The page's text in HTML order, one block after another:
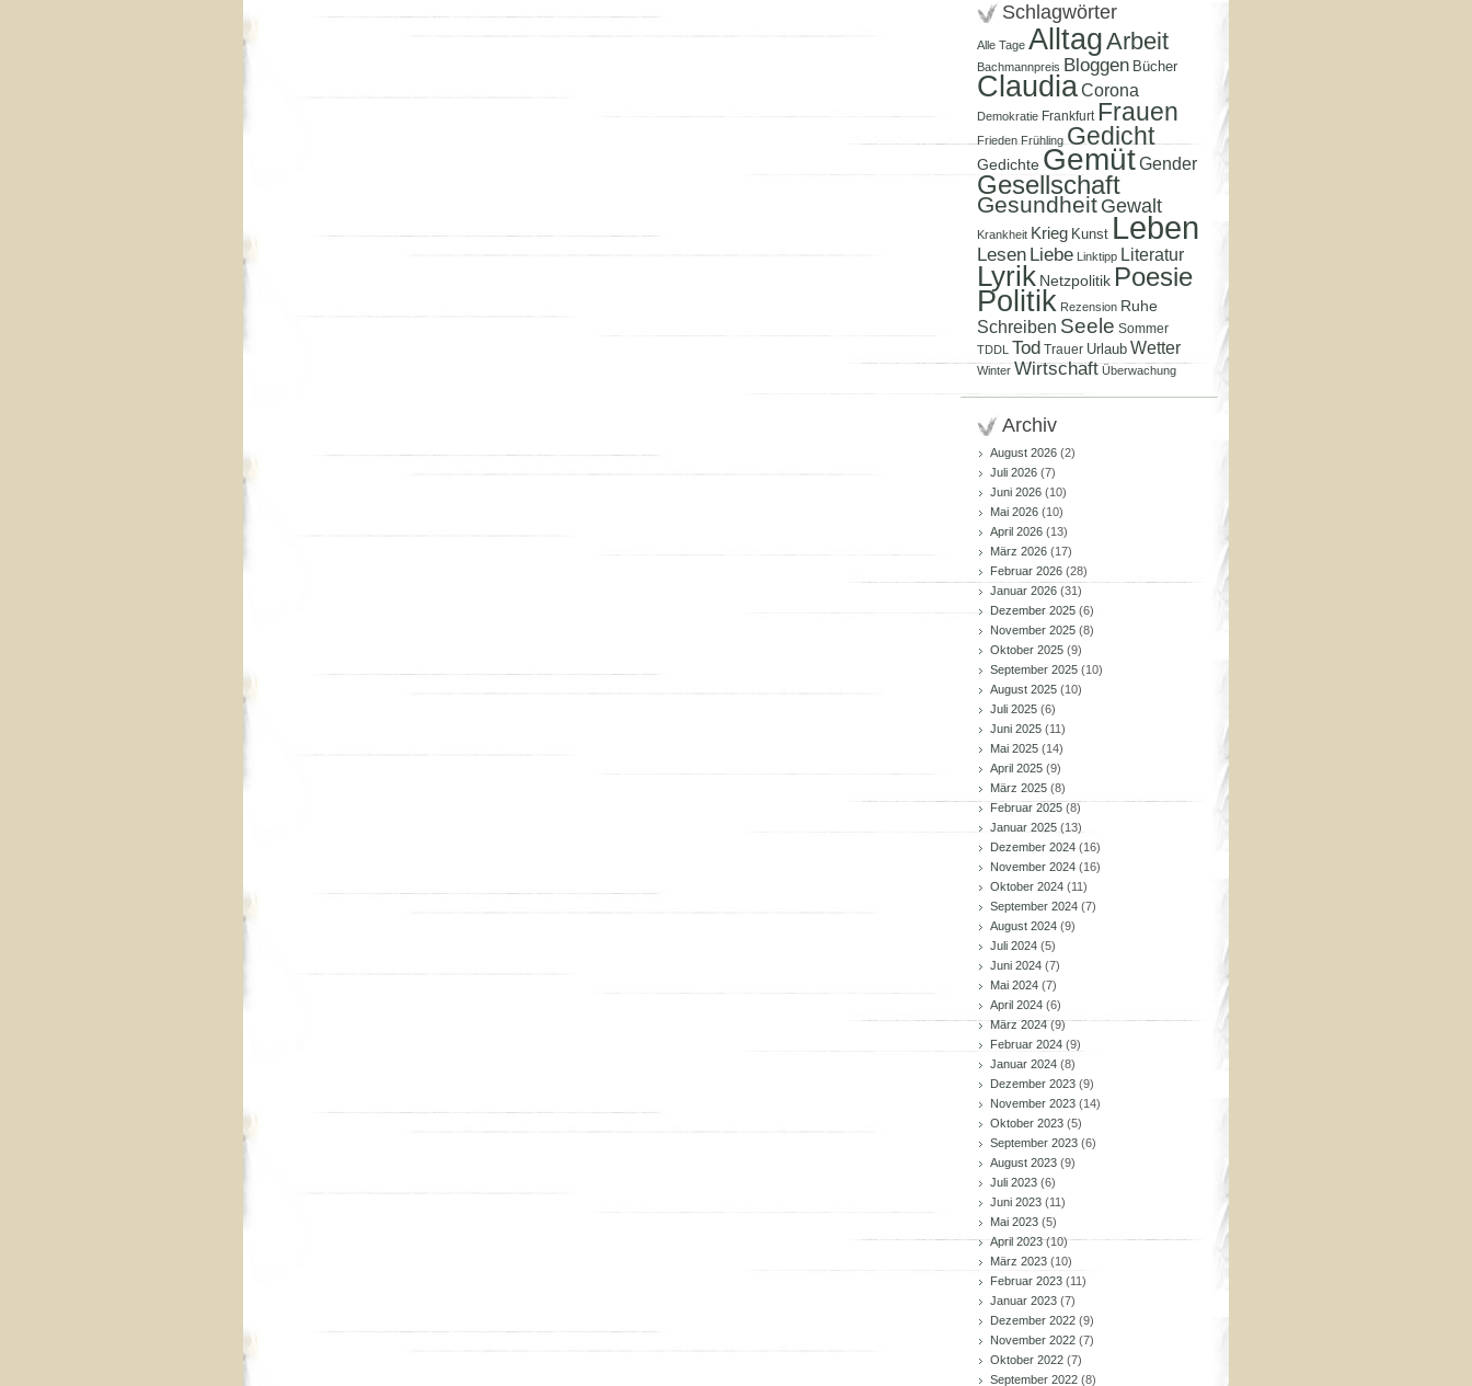
Schlagwörter
Alle Tage AlltagArbeit
Bachmannpreis Bloggen Bücher
ClaudiaCorona
Demokratie Frankfurt Frauen
Frieden Frühling Gedicht
Gedichte GemütGender
Gesellschaft
Gesundheit Gewalt
Krankheit Krieg Kunst Leben
Lesen Liebe Linktipp Literatur
Lyrik Netzpolitik Poesie
Politik Rezension Ruhe
Schreiben Seele Sommer
TDDL Tod Trauer Urlaub Wetter
Winter Wirtschaft Überwachung
Archiv
August 2026 (2)
Juli 2026 (7)
Juni 2026 (10)
Mai 2026 (10)
April 2026 (13)
März 2026 (17)
Februar 2026 (28)
Januar 2026 (31)
Dezember 2025 (6)
November 2025 (8)
Oktober 2025 (9)
September 2025 (10)
August 2025 (10)
Juli 2025 (6)
Juni 2025 (11)
Mai 2025 (14)
April 2025 (9)
März 2025 (8)
Februar 2025 (8)
Januar 2025 (13)
Dezember 2024 (16)
November 2024 (16)
Oktober 2024 (11)
September 2024 (7)
August 2024 (9)
Juli 2024 (5)
Juni 2024 (7)
Mai 2024 (7)
April 2024 (6)
März 2024(9)
Februar 2024 (9)
Januar 2024 (8)
Dezember 2023 (9)
November 2023 (14)
Oktober 2023 (5)
September 2023 (6)
August 2023 (9)
Juli 2023 (6)
Juni 2023 (11)
Mai 2023 (5)
April 2023(10)
März 2023 (10)
Februar 2023 (11)
Januar 2023 (7)
Dezember 2022 (9)
November 2022 (7)
Oktober 2022 (7)
September 2022 (8)